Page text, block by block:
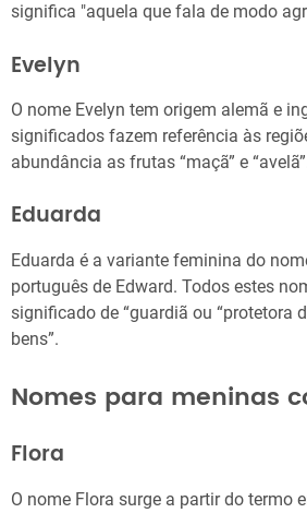
significa "aquela que fala de modo
Evelyn
O nome Evelyn tem origem alemã e
significados fazem referência às
abundância as frutas “maçã” e
Eduarda
Eduarda é a variante feminina do
português de Edward. Todos estes
significado de “guardiã ou “protetora
bens”.
Nomes para meninas
Flora
O nome Flora surge a partir do termo